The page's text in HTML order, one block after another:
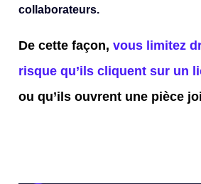
collaborateurs.
De cette façon,vous limitez
risque qu’ils cliquent sur un
ou qu’ils ouvrent une pièce